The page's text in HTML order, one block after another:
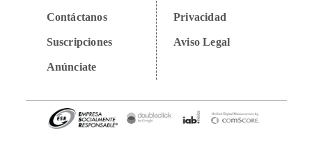
Contáctanos
Suscripciones
Anúnciate
Privacidad
Aviso Legal